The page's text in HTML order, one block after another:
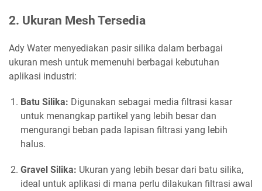
2. Ukuran Mesh Tersedia
Ady Water menyediakan pasir silika dalam berbagai
ukuran mesh untuk memenuhi berbagai kebutuhan
aplikasi industri:
Batu Silika: Digunakan sebagai media filtrasi kasar
untuk menangkap partikel yang lebih besar dan
mengurangi beban pada lapisan filtrasi yang lebih
halus.
Gravel Silika: Ukuran yang lebih besar dari batu silika,
ideal untuk aplikasi di mana perlu dilakukan filtrasi awal